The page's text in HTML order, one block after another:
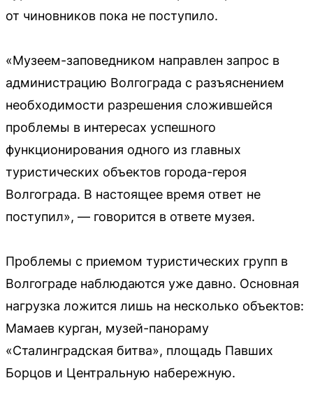
от чиновников пока не поступило.
«Музеем-заповедником направлен запрос в
администрацию Волгограда с разъяснением
необходимости разрешения сложившейся
проблемы в интересах успешного
функционирования одного из главных
туристических объектов города-героя
Волгограда. В настоящее время ответ не
поступил», — говорится в ответе музея.
Проблемы с приемом туристических групп в
Волгограде наблюдаются уже давно. Основная
нагрузка ложится лишь на несколько объектов:
Мамаев курган, музей-панораму
«Сталинградская битва», площадь Павших
Борцов и Центральную набережную.